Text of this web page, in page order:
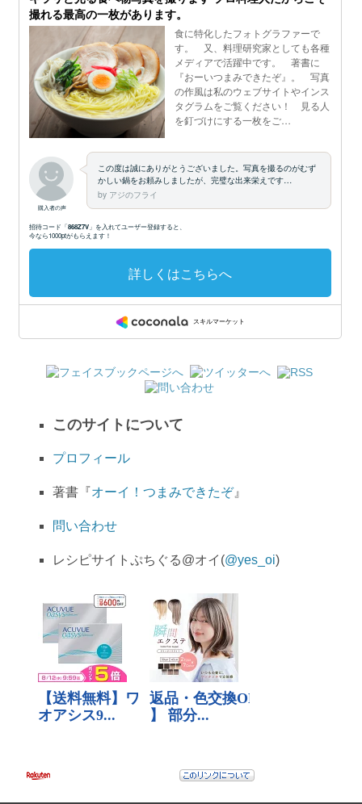
このサイトについて
プロフィール
著書『オーイ！つまみできたぞ』
問い合わせ
レシピサイトぷちぐる@オイ(@yes_oi)